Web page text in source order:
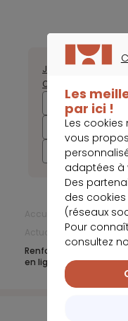
2024
2021
2020
2017
JanvierFévrier Mars
Octobre
Actualités
Renforcement de la
en ligne
Les
par ici !
Les
vous
adaptées à
Des
des
(réseaux
Pour
consultez